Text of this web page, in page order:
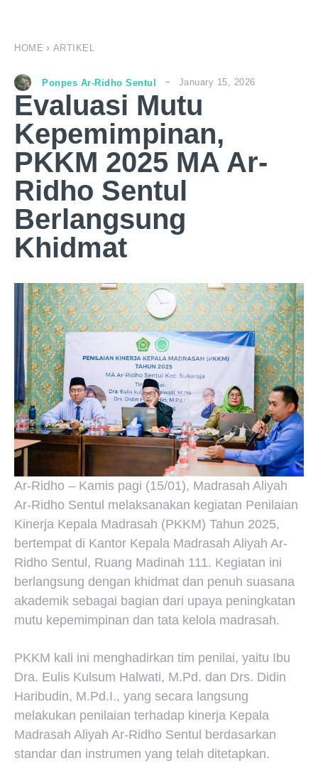
HOME ARTIKEL
Ponpes Ar-Ridho Sentul January 15, 2026
Evaluasi Mutu
Kepemimpinan,
PKKM 2025 MA Ar-
Ridho Sentul
Berlangsung
Khidmat
Ar-Ridho – Kamis pagi (15/01), Madrasah Aliyah
Ar-Ridho Sentul melaksanakan kegiatan Penilaian
Kinerja Kepala Madrasah (PKKM) Tahun 2025,
bertempat di Kantor Kepala Madrasah Aliyah Ar-
Ridho Sentul, Ruang Madinah 111. Kegiatan ini
berlangsung dengan khidmat dan penuh suasana
akademik sebagai bagian dari upaya peningkatan
mutu kepemimpinan dan tata kelola madrasah.
PKKM kali ini menghadirkan tim penilai, yaitu Ibu
Dra. Eulis Kulsum Halwati, M.Pd. dan Drs. Didin
Haribudin, M.Pd.I., yang secara langsung
melakukan penilaian terhadap kinerja Kepala
Madrasah Aliyah Ar-Ridho Sentul berdasarkan
standar dan instrumen yang telah ditetapkan.